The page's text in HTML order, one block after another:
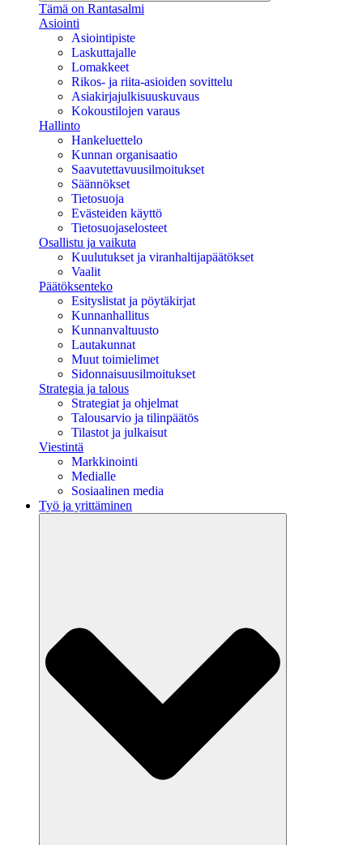
Tämä on Rantasalmi
Asiointi
Asiointipiste
Laskuttajalle
Lomakkeet
Rikos- ja riita-asioiden sovittelu
Asiakirjajulkisuuskuvaus
Kokoustilojen varaus
Hallinto
Hankeluettelo
Kunnan organisaatio
Saavutettavuusilmoitukset
Säännökset
Tietosuoja
Evästeiden käyttö
Tietosuojaselosteet
Osallistu ja vaikuta
Kuulutukset ja viranhaltijapäätökset
Vaalit
Päätöksenteko
Esityslistat ja pöytäkirjat
Kunnanhallitus
Kunnanvaltuusto
Lautakunnat
Muut toimielimet
Sidonnaisuusilmoitukset
Strategia ja talous
Strategiat ja ohjelmat
Talousarvio ja tilinpäätös
Tilastot ja julkaisut
Viestintä
Markkinointi
Medialle
Sosiaalinen media
Työ ja yrittäminen